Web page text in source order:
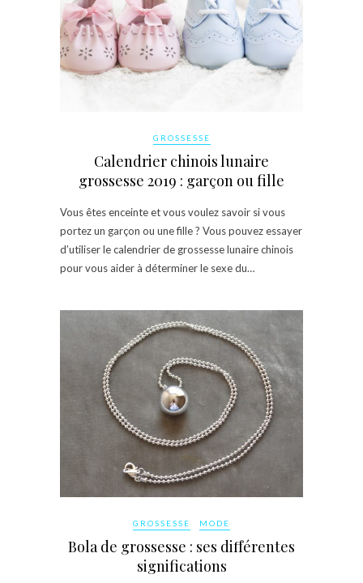
GROSSESSE
Calendrier chinois lunaire
grossesse 2019 : garçon ou fille
Vous êtes enceinte et vous voulez savoir si vous
portez un garçon ou une fille ? Vous pouvez essayer
d’utiliser le calendrier de grossesse lunaire chinois
pour vous aider à déterminer le sexe du…
GROSSESSE MODE
Bola de grossesse : ses différentes
significations